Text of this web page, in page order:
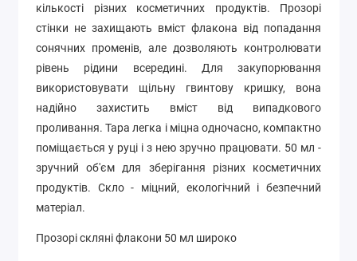
кількості різних косметичних продуктів. Прозорі
стінки не захищають вміст флакона від попадання
сонячних променів, але дозволяють контролювати
рівень рідини всередині. Для закупорювання
використовувати щільну гвинтову кришку, вона
надійно захистить вміст від випадкового
проливання. Тара легка і міцна одночасно, компактно
поміщається у руці і з нею зручно працювати. 50 мл -
зручний об'єм для зберігання різних косметичних
продуктів. Скло - міцний, екологічний і безпечний
матеріал.
Прозорі скляні флакони 50 мл широко